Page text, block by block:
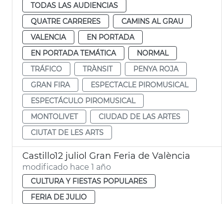
TODAS LAS AUDIENCIAS
QUATRE CARRERES
CAMINS AL GRAU
VALENCIA
EN PORTADA
EN PORTADA TEMÁTICA
NORMAL
TRÁFICO
TRÀNSIT
PENYA ROJA
GRAN FIRA
ESPECTACLE PIROMUSICAL
ESPECTÁCULO PIROMUSICAL
MONTOLIVET
CIUDAD DE LAS ARTES
CIUTAT DE LES ARTS
Castillo12 juliol Gran Feria de València
modificado hace 1 año
CULTURA Y FIESTAS POPULARES
FERIA DE JULIO